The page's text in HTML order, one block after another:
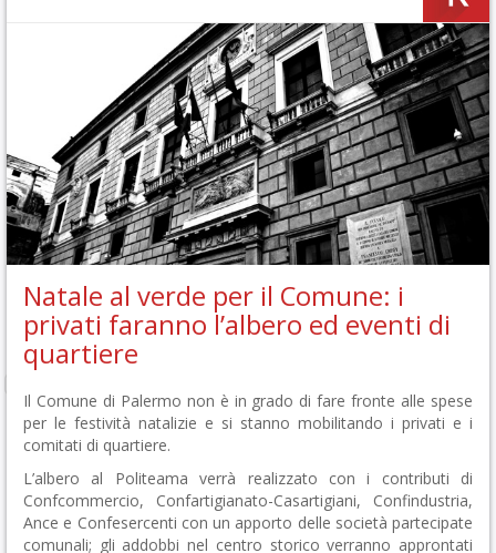
Natale al verde per il Comune: i
privati faranno l’albero ed eventi di
quartiere
Il Comune di Palermo non è in grado di fare fronte alle spese
per le festività natalizie e si stanno mobilitando i privati e i
comitati di quartiere.
L’albero al Politeama verrà realizzato con i contributi di
Confcommercio, Confartigianato-Casartigiani, Confindustria,
Ance e Confesercenti con un apporto delle società partecipate
comunali; gli addobbi nel centro storico verranno approntati